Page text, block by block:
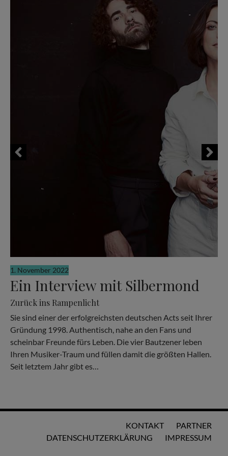
1. November 2022
Ein Interview mit Silbermond
Zurück ins Rampenlicht
Sie sind einer der erfolgreichsten deutschen Acts seit Ihrer
Gründung 1998. Authentisch, nahe an den Fans und
scheinbar Freunde fürs Leben. Die vier Bautzener leben
Ihren Musiker-Traum und füllen damit die größten Hallen.
Seit letztem Jahr gibt es…
KONTAKT
PARTNER
DATENSCHUTZERKLÄRUNG
IMPRESSUM